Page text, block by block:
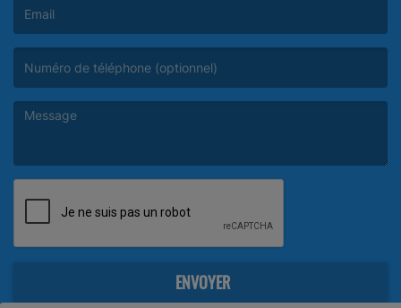
ENVOYER